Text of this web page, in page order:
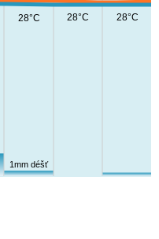
28°C
1mm déšť
28°C 28°C